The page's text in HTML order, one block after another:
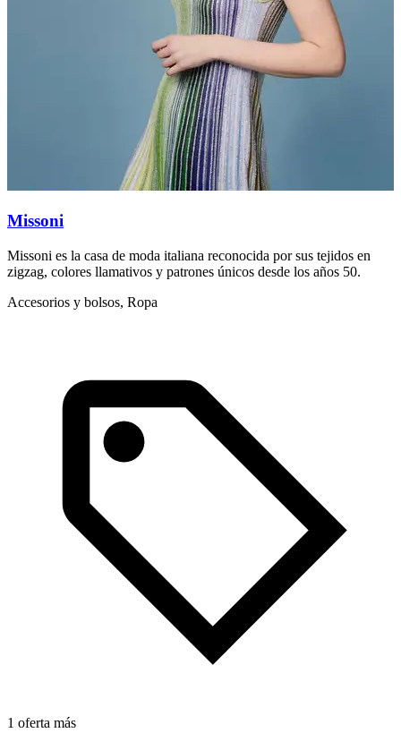
Missoni
Missoni es la casa de moda italiana reconocida por sus tejidos en
zigzag, colores llamativos y patrones únicos desde los años 50.
Accesorios y bolsos, Ropa
1 oferta más